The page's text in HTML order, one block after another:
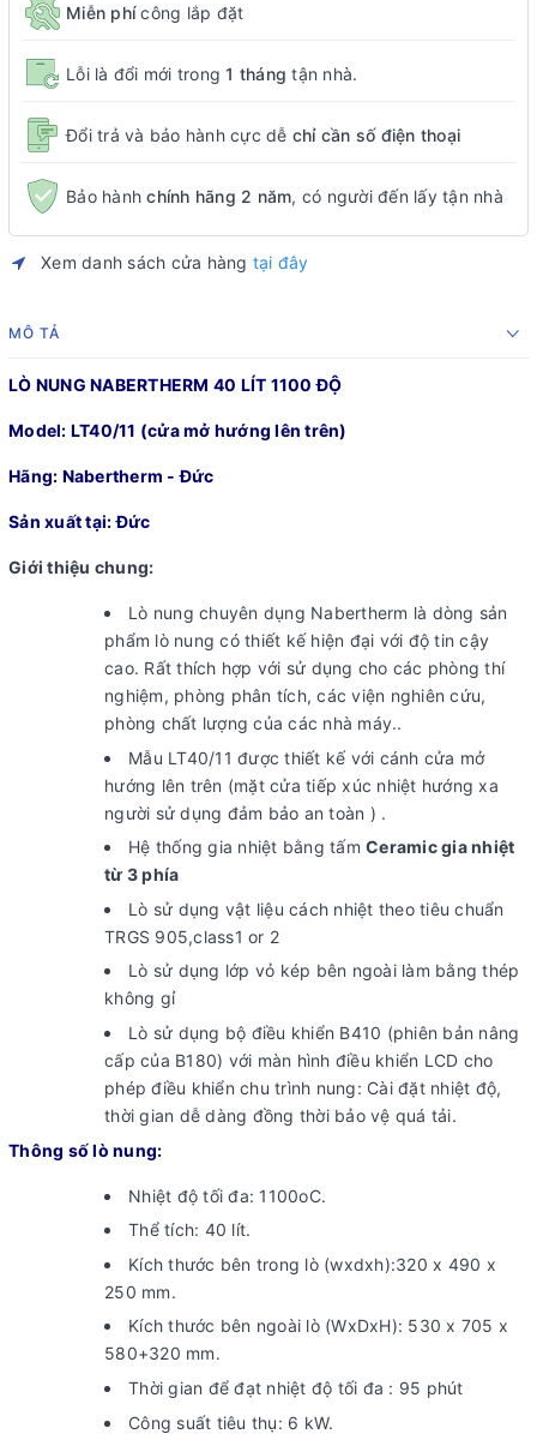
Miễn phícông lắp đặt
Lỗi là đổi mới trong1 tháng tận nhà.
Đổi trả và bảo hành cực dễ chỉ cần số điện thoại
Bảo hànhchính hãng 2 năm, có người đến lấy tận nhà
Xem danh sách cửa hàng tại đây
MÔ TẢ
LÒ NUNG NABERTHERM 40 LÍT 1100 ĐỘ
Model: LT40/11 (cửa mở hướng lên trên)
Hãng: Nabertherm - Đức
Sản xuất tại: Đức
Giới thiệu chung:
Lò nung chuyên dụng Nabertherm là dòng sản
phẩm lò nung có thiết kế hiện đại với độ tin cậy
cao. Rất thích hợp với sử dụng cho các phòng thí
nghiệm, phòng phân tích, các viện nghiên cứu,
phòng chất lượng của các nhà máy..
Mẫu LT40/11 được thiết kế với cánh cửa mở
hướng lên trên (mặt cửa tiếp xúc nhiệt hướng xa
người sử dụng đảm bảo an toàn ) .
Hệ thống gia nhiệt bằng tấm Ceramic gia nhiệt
từ 3 phía
Lò sử dụng vật liệu cách nhiệt theo tiêu chuẩn
TRGS 905,class1 or 2
Lò sử dụng lớp vỏ kép bên ngoài làm bằng thép
không gỉ
Lò sử dụng bộ điều khiển B410 (phiên bản nâng
cấp của B180) với màn hình điều khiển LCD cho
phép điều khiển chu trình nung: Cài đặt nhiệt độ,
thời gian dễ dàng đồng thời bảo vệ quá tải.
Thông số lò nung:
Nhiệt độ tối đa: 1100oC.
Thể tích: 40 lít.
Kích thước bên trong lò (wxdxh):320 x 490 x
250 mm.
Kích thước bên ngoài lò (WxDxH): 530 x 705 x
580+320 mm.
Thời gian để đạt nhiệt độ tối đa : 95 phút
Công suất tiêu thụ: 6 kW.